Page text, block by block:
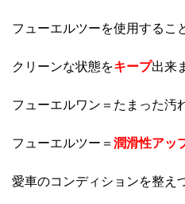
フューエルツーを使用するこ
クリーンな状態をキープ出来
フューエルワン＝たまった汚
フューエルツー＝ 潤滑性アッ
愛車のコンディションを整え